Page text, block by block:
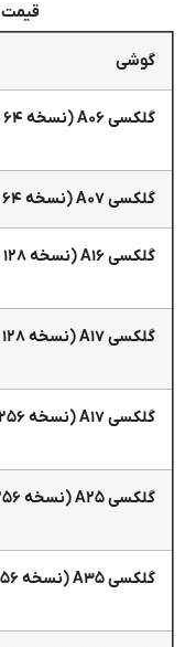
قیمت
گوشی
گلکسی A۰۶ (نسخه ۶۴ گیگابایت)
گلکسی A۰۷ (نسخه ۶۴ گیگابایت)
گلکسی A۱۶ (نسخه ۱۲۸ گیگابایت)
گلکسی A۱۷ (نسخه ۱۲۸ گیگابایت)
گلکسی A۱۷ (نسخه ۲۵۶ گیگابایت)
گلکسی A۲۵ (نسخه ۲۵۶ گیگابایت)
گلکسی A۳۵ (نسخه ۲۵۶ گیگابایت)